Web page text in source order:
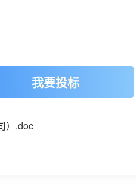
我要投标
）.doc